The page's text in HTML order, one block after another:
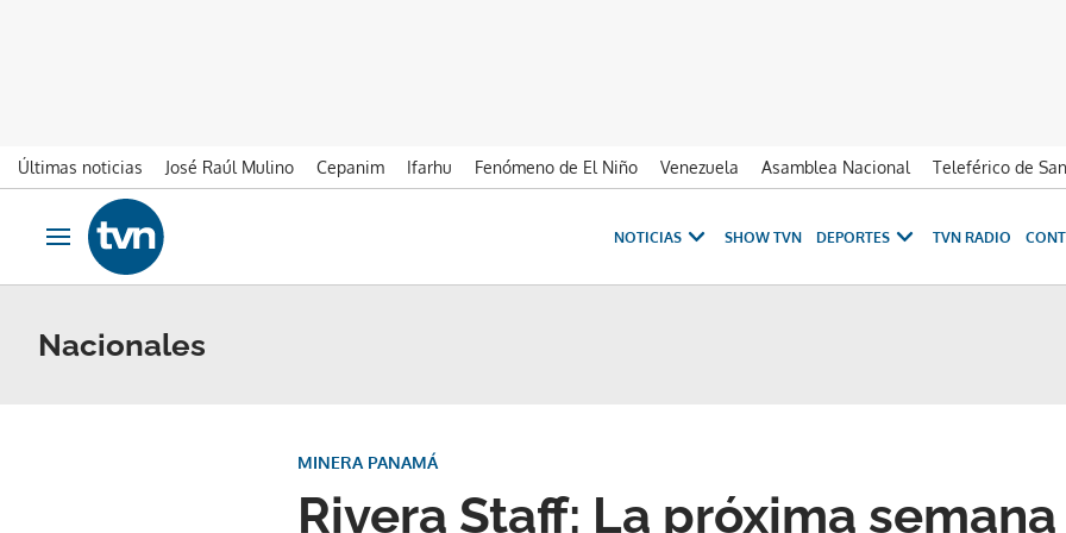
Últimas noticias José Raúl Mulino Cepanim Ifarhu Fenómeno de El Niño Venezuela Asamblea Nacional Teleférico de
Ir al contenido
Obrir navegació
NOTICIAS SHOW TVN DEPORTES TVN RADIO
Nacionales
Rivera Staff: La próxima
MINERA PANAMÁ